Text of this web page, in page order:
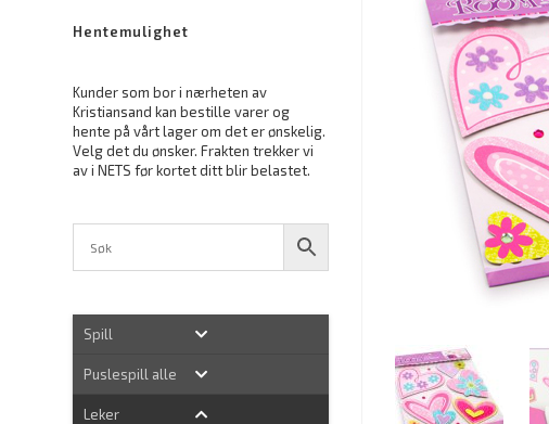
Hentemulighet
Kunder som bor i nærheten av
Kristiansand kan bestille varer og
hente på vårt lager om det er ønskelig.
Velg det du ønsker. Frakten trekker vi
av i NETS før kortet ditt blir belastet.
Spill
Puslespill alle
Leker